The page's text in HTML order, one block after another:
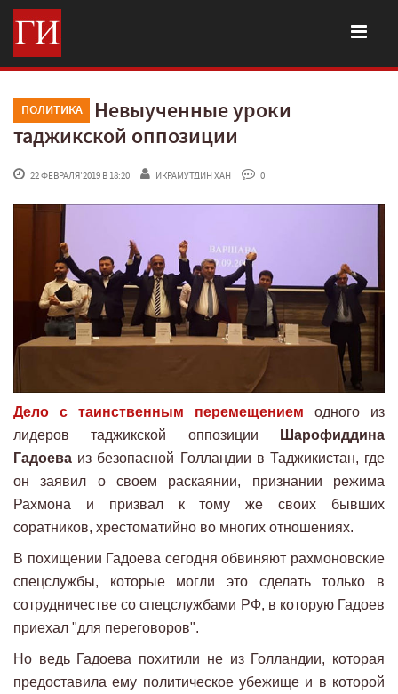
ПОЛИТИКА
Невыученные уроки
таджикской оппозиции
22 ФЕВРАЛЯ'2019 В 18:20 ИКРАМУТДИН ХАН 0
Дело с таинственным перемещением одного из
лидеров таджикской оппозиции
Шарофиддина
Гадоева из безопасной Голландии в Таджикистан, где
он заявил о своем раскаянии, признании режима
Рахмона и призвал к тому же своих бывших
соратников, хрестоматийно во многих отношениях.
В похищении Гадоева сегодня обвиняют рахмоновские
спецслужбы, которые могли это сделать только в
сотрудничестве со спецслужбами РФ, в которую Гадоев
приехал "для переговоров".
Но ведь Гадоева похитили не из Голландии, которая
предоставила ему политическое убежище и в которой